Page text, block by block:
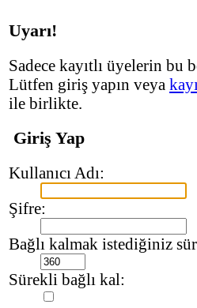
Uyarı!
Sadece kayıtlı üyelerin bu
Lütfen giriş yapın veya
ile birlikte.
Giriş Yap
Kullanıcı Adı:
Şifre:
Bağlı kalmak istediğiniz
Sürekli bağlı kal: